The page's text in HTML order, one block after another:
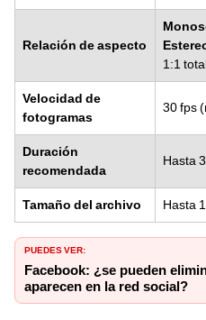
Relación de aspecto
1:1
Velocidad de
fotogramas
30 fps
Duración
recomendada
Hasta
Tamaño del archivo Hasta
PUEDES VER:
Facebook: ¿se pueden
aparecen en la red social?